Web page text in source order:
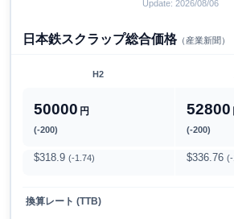
Update: 2026/08/06
日本鉄スクラップ総合価格（産業新聞）
H2
50000 円
(-200)
52800
(-200)
$318.9 (-1.74) $336.76 (-
換算レート (TTB)